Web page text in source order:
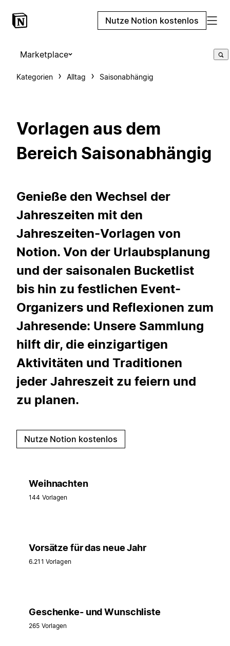
Nutze Notion kostenlos
Marketplace
Kategorien Alltag Saisonabhängig
Vorlagen aus dem
Bereich Saisonabhängig
Genieße den Wechsel der
Jahreszeiten mit den
Jahreszeiten-Vorlagen von
Notion. Von der Urlaubsplanung
und der saisonalen Bucketlist
bis hin zu festlichen Event-
Organizers und Reflexionen zum
Jahresende: Unsere Sammlung
hilft dir, die einzigartigen
Aktivitäten und Traditionen
jeder Jahreszeit zu feiern und
zu planen.
Nutze Notion kostenlos
Weihnachten
144 Vorlagen
Vorsätze für das neue Jahr
6.211 Vorlagen
Geschenke- und Wunschliste
265 Vorlagen